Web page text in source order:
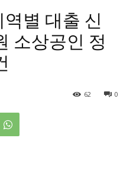
별 대출 신
소상공인 정
0
62